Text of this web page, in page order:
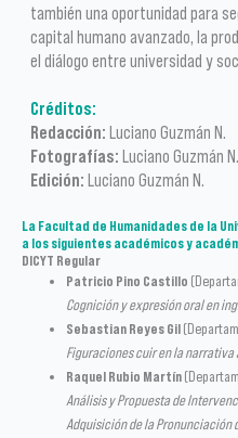
también una oportunidad para
capital humano avanzado, la
el diálogo entre universidad y
Créditos:
Redacción: Luciano Guzmán N.
Fotografías: Luciano Guzmán N.
Edición: Luciano Guzmán N.
La Facultad de Humanidades de la
a los siguientes académicos y
DICYT Regular
Patricio Pino Castillo
Cognición y expresión oral en
Sebastian Reyes Gil
Figuraciones cuir en la
Raquel Rubio Martín
Análisis y Propuesta de
Adquisición de la Pronunciación